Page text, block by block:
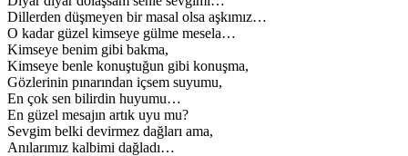
Dillerden düşmeyen bir masal olsa aşkımız…
O kadar güzel kimseye gülme mesela…
Kimseye benim gibi bakma,
Kimseye benle konuştuğun gibi konuşma,
Gözlerinin pınarından içsem suyumu,
En çok sen bilirdin huyumu…
En güzel mesajın artık uyu mu?
Sevgim belki devirmez dağları ama,
Anılarımız kalbimi dağladı…